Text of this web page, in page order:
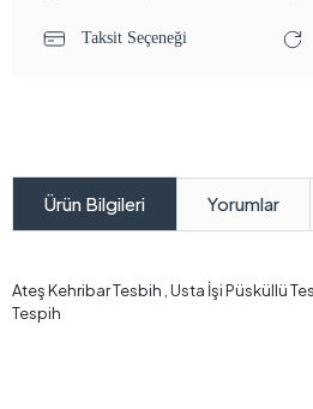
Taksit Seçeneği
Ürün Bilgileri Yorumlar
Ateş Kehribar Tesbih , Usta İşi Püsküllü
Tespih